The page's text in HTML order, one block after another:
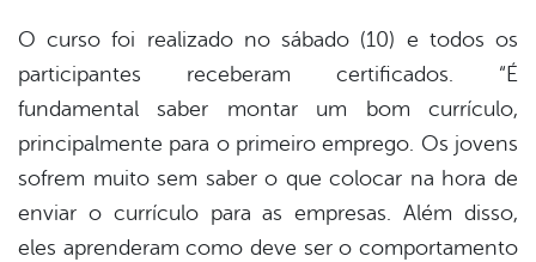
O curso foi realizado no sábado (10) e todos os
participantes receberam certificados. “É
fundamental saber montar um bom currículo,
principalmente para o primeiro emprego. Os jovens
sofrem muito sem saber o que colocar na hora de
enviar o currículo para as empresas. Além disso,
eles aprenderam como deve ser o comportamento